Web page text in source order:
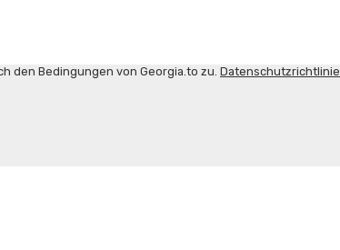
den Bedingungen von Georgia.to zu. Datenschutzrichtlinie